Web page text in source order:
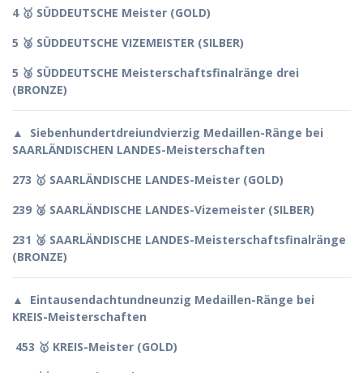
4 🥇 SÜDDEUTSCHE Meister (GOLD)
5 🥈 SÜDDEUTSCHE VIZEMEISTER (SILBER)
5 🥉 SÜDDEUTSCHE Meisterschaftsfinalränge drei
(BRONZE)
▲ Siebenhundertdreiundvierzig Medaillen-Ränge bei
SAARLÄNDISCHEN LANDES-Meisterschaften
273 🥇 SAARLÄNDISCHE LANDES-Meister (GOLD)
239 🥈 SAARLÄNDISCHE LANDES-Vizemeister (SILBER)
231 🥉 SAARLÄNDISCHE LANDES-Meisterschaftsfinalränge
(BRONZE)
▲
Eintausendachtundneunzig Medaillen-Ränge bei
KREIS-Meisterschaften
453 🥇 KREIS-Meister (GOLD)